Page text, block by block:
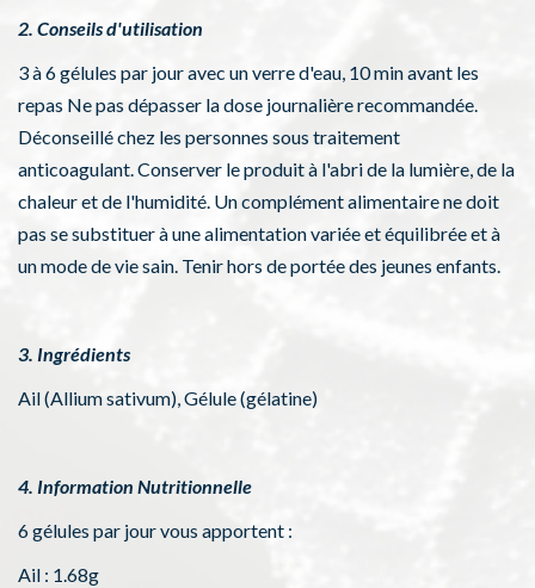
2. Conseils d'utilisation
3 à 6 gélules par jour avec un verre d'eau, 10 min avant les
repas Ne pas dépasser la dose journalière recommandée.
Déconseillé chez les personnes sous traitement
anticoagulant. Conserver le produit à l'abri de la lumière, de la
chaleur et de l'humidité. Un complément alimentaire ne doit
pas se substituer à une alimentation variée et équilibrée et à
un mode de vie sain. Tenir hors de portée des jeunes enfants.
3. Ingrédients
Ail (Allium sativum), Gélule (gélatine)
4. Information Nutritionnelle
6 gélules par jour vous apportent :
Ail : 1.68g